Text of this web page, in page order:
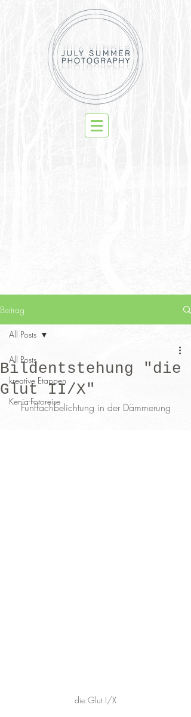
Beitrag
All Posts
kreative Etappen
Kenia-Fotoreise
All Posts
Bildentstehung "die
Glut II/X"
Fünffachbelichtung in der Dämmerung
die Glut I/X